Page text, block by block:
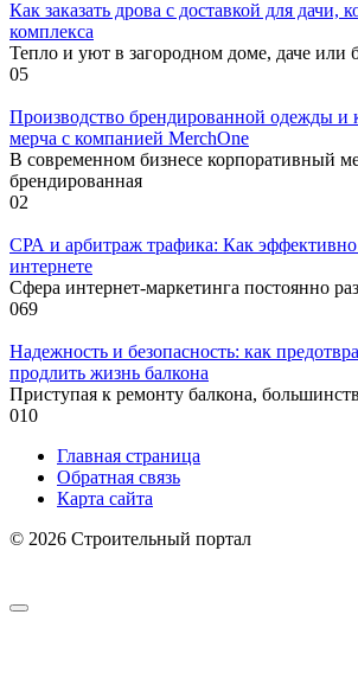
Как заказать дрова с доставкой для дачи,
комплекса
Тепло и уют в загородном доме, даче или
05
Производство брендированной одежды и
мерча с компанией MerchOne
В современном бизнесе корпоративный
брендированная
02
СРА и арбитраж трафика: Как эффективно
интернете
Сфера интернет-маркетинга постоянно
069
Надежность и безопасность: как
продлить жизнь балкона
Приступая к ремонту балкона,
010
Главная страница
Обратная связь
Карта сайта
© 2026 Строительный портал